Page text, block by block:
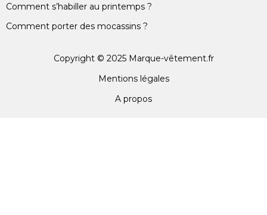
Comment s’habiller au printemps ?
Comment porter des mocassins ?
Copyright © 2025 Marque-vêtement.fr
Mentions légales
A propos